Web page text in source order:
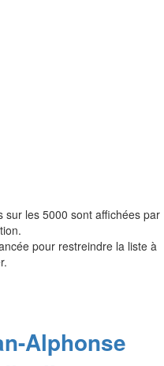
les 5000 sont affichées par
pour restreindre la liste à
Alphonse